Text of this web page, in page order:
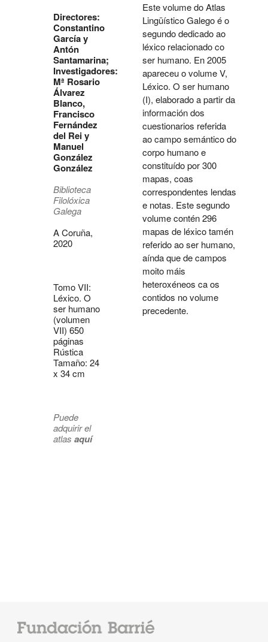
Directores:
Constantino
García y
Antón
Santamarina;
Investigadores:
Mª Rosario
Álvarez
Blanco,
Francisco
Fernández
del Rei y
Manuel
González
González
Biblioteca
Filolóxica
Galega
A Coruña,
2020
Tomo VII:
Léxico. O
ser humano
(volumen
VII) 650
páginas
Rústica
Tamaño: 24
x 34 cm
Puede
adquirir el
atlasaquí
Este volume do Atlas
Lingüístico Galego é o
segundo dedicado ao
léxico relacionado co
ser humano. En 2005
apareceu o volume V,
Léxico. O ser humano
(I), elaborado a partir da
información dos
cuestionarios referida
ao campo semántico do
corpo humano e
constituído por 300
mapas, coas
correspondentes lendas
e notas. Este segundo
volume contén 296
mapas de léxico tamén
referido ao ser humano,
aínda que de campos
moito máis
heteroxéneos ca os
contidos no volume
precedente.